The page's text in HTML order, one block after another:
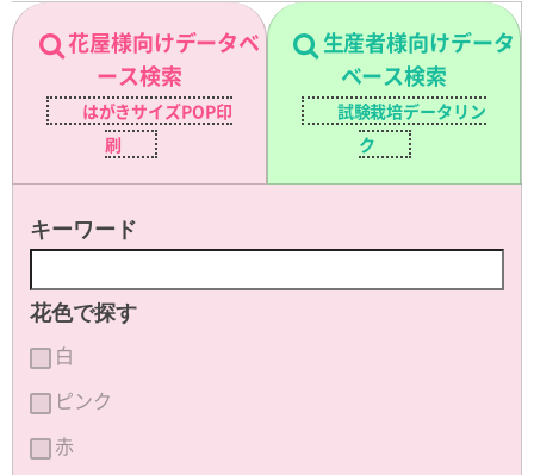
花屋様向けデータベ
ース検索
はがきサイズPOP印
刷
生産者様向けデータ
ベース検索
試験栽培データリン
ク
キーワード
花色で探す
白
ピンク
赤